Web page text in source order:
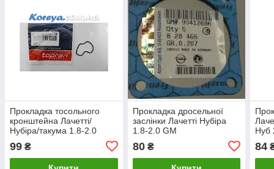
Прокладка тосольного
кронштейна Лачетті/
Нубіра/такума 1.8-2.0
99 ₴
Прокладка дросельної
заслінки Лачетті Нубіра
1.8-2.0 GM
80₴
Нуб
84